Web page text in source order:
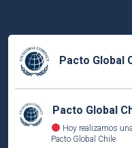
Pacto Global
Pacto Global
Hoy realizamos
Pacto Global Chile.